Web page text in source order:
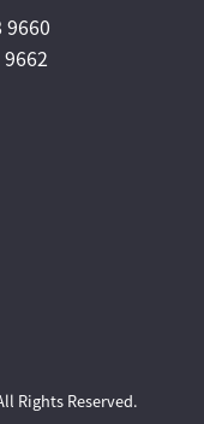
9660
Rights Reserved.